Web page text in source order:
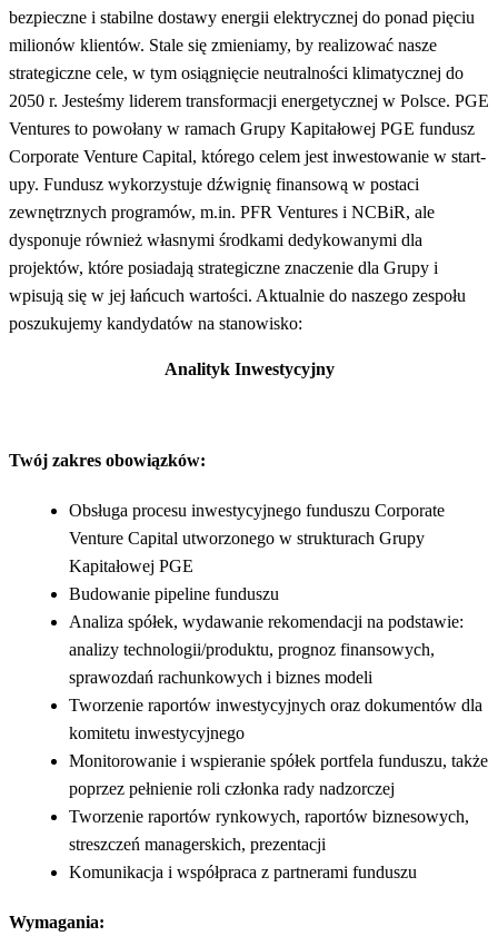
bezpieczne i stabilne dostawy energii elektrycznej do ponad pięciu
milionów klientów. Stale się zmieniamy, by realizować nasze
strategiczne cele, w tym osiągnięcie neutralności klimatycznej do
2050 r. Jesteśmy liderem transformacji energetycznej w Polsce. PGE
Ventures to powołany w ramach Grupy Kapitałowej PGE fundusz
Corporate Venture Capital, którego celem jest inwestowanie w start-
upy. Fundusz wykorzystuje dźwignię finansową w postaci
zewnętrznych programów, m.in. PFR Ventures i NCBiR, ale
dysponuje również własnymi środkami dedykowanymi dla
projektów, które posiadają strategiczne znaczenie dla Grupy i
wpisują się w jej łańcuch wartości. Aktualnie do naszego zespołu
poszukujemy kandydatów na stanowisko:
Analityk Inwestycyjny
Twój zakres obowiązków:
Obsługa procesu inwestycyjnego funduszu Corporate
Venture Capital utworzonego w strukturach Grupy
Kapitałowej PGE
Budowanie pipeline funduszu
Analiza spółek, wydawanie rekomendacji na podstawie:
analizy technologii/produktu, prognoz finansowych,
sprawozdań rachunkowych i biznes modeli
Tworzenie raportów inwestycyjnych oraz dokumentów dla
komitetu inwestycyjnego
Monitorowanie i wspieranie spółek portfela funduszu, także
poprzez pełnienie roli członka rady nadzorczej
Tworzenie raportów rynkowych, raportów biznesowych,
streszczeń managerskich, prezentacji
Komunikacja i współpraca z partnerami funduszu
Wymagania: